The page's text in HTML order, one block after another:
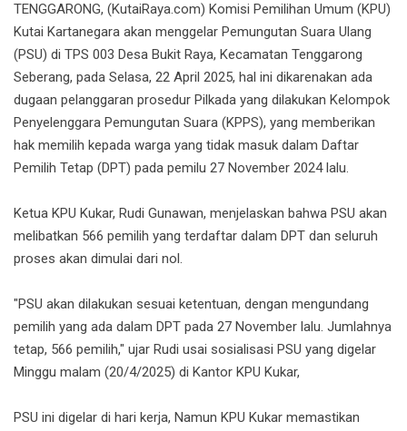
TENGGARONG, (KutaiRaya.com) Komisi Pemilihan Umum (KPU)
Kutai Kartanegara akan menggelar Pemungutan Suara Ulang
(PSU) di TPS 003 Desa Bukit Raya, Kecamatan Tenggarong
Seberang, pada Selasa, 22 April 2025, hal ini dikarenakan ada
dugaan pelanggaran prosedur Pilkada yang dilakukan Kelompok
Penyelenggara Pemungutan Suara (KPPS), yang memberikan
hak memilih kepada warga yang tidak masuk dalam Daftar
Pemilih Tetap (DPT) pada pemilu 27 November 2024 lalu.
Ketua KPU Kukar, Rudi Gunawan, menjelaskan bahwa PSU akan
melibatkan 566 pemilih yang terdaftar dalam DPT dan seluruh
proses akan dimulai dari nol.
"PSU akan dilakukan sesuai ketentuan, dengan mengundang
pemilih yang ada dalam DPT pada 27 November lalu. Jumlahnya
tetap, 566 pemilih," ujar Rudi usai sosialisasi PSU yang digelar
Minggu malam (20/4/2025) di Kantor KPU Kukar,
PSU ini digelar di hari kerja, Namun KPU Kukar memastikan